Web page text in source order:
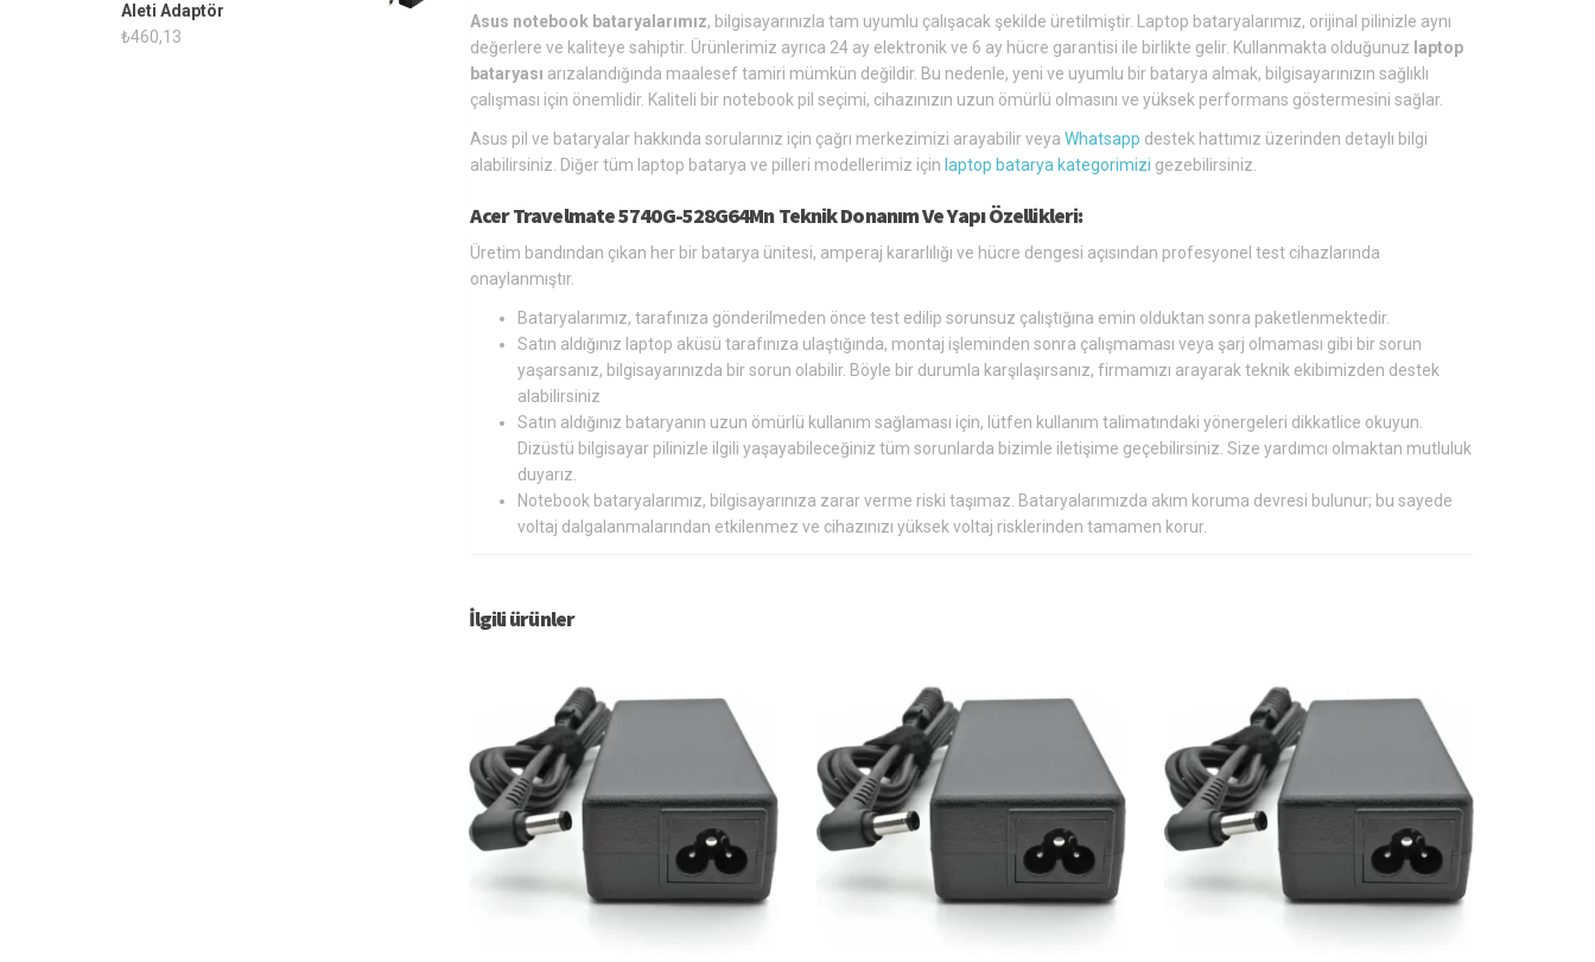
Asus notebook bataryalarımız, bilgisayarınızla tam uyumlu çalışacak şekilde üretilmiştir. Laptop bataryalarımız, orijinal pilinizle aynı
değerlere ve kaliteye sahiptir. Ürünlerimiz ayrıca 24 ay elektronik ve 6 ay hücre garantisi ile birlikte gelir. Kullanmakta olduğunuz laptop
bataryası arızalandığında maalesef tamiri mümkün değildir. Bu nedenle, yeni ve uyumlu bir batarya almak, bilgisayarınızın sağlıklı
çalışması için önemlidir. Kaliteli bir notebook pil seçimi, cihazınızın uzun ömürlü olmasını ve yüksek performans göstermesini sağlar.
Asus pil ve bataryalar hakkında sorularınız için çağrı merkezimizi arayabilir veya Whatsapp destek hattımız üzerinden detaylı bilgi
alabilirsiniz. Diğer tüm laptop batarya ve pilleri modellerimiz için laptop batarya kategorimizi gezebilirsiniz.
Acer Travelmate 5740G-528G64Mn Teknik Donanım Ve Yapı Özellikleri:
Üretim bandından çıkan her bir batarya ünitesi, amperaj kararlılığı ve hücre dengesi açısından profesyonel test cihazlarında
onaylanmıştır.
Bataryalarımız, tarafınıza gönderilmeden önce test edilip sorunsuz çalıştığına emin olduktan sonra paketlenmektedir.
Satın aldığınız laptop aküsü tarafınıza ulaştığında, montaj işleminden sonra çalışmaması veya şarj olmaması gibi bir sorun
yaşarsanız, bilgisayarınızda bir sorun olabilir. Böyle bir durumla karşılaşırsanız, firmamızı arayarak teknik ekibimizden destek
alabilirsiniz
Satın aldığınız bataryanın uzun ömürlü kullanım sağlaması için, lütfen kullanım talimatındaki yönergeleri dikkatlice okuyun.
Dizüstü bilgisayar pilinizle ilgili yaşayabileceğiniz tüm sorunlarda bizimle iletişime geçebilirsiniz. Size yardımcı olmaktan mutluluk
duyarız.
Notebook bataryalarımız, bilgisayarınıza zarar verme riski taşımaz. Bataryalarımızda akım koruma devresi bulunur; bu sayede
voltaj dalgalanmalarından etkilenmez ve cihazınızı yüksek voltaj risklerinden tamamen korur.
İlgili ürünler
Aleti Adaptör
₺460,13